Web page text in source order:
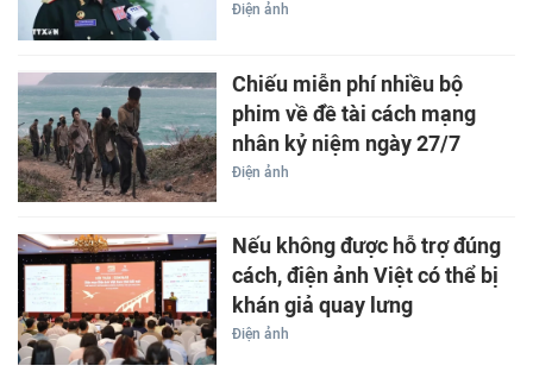
Điện ảnh
Chiếu miễn phí nhiều bộ
phim về đề tài cách mạng
nhân kỷ niệm ngày 27/7
Điện ảnh
Nếu không được hỗ trợ đúng
cách, điện ảnh Việt có thể bị
khán giả quay lưng
Điện ảnh